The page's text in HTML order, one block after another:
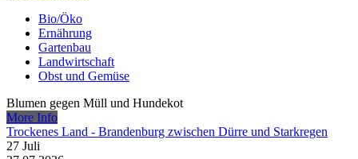
Bio/Öko
Ernährung
Gartenbau
Landwirtschaft
Obst und Gemüse
Blumen gegen Müll und Hundekot
More Info
Trockenes Land - Brandenburg zwischen Dürre und Starkregen
27 Juli